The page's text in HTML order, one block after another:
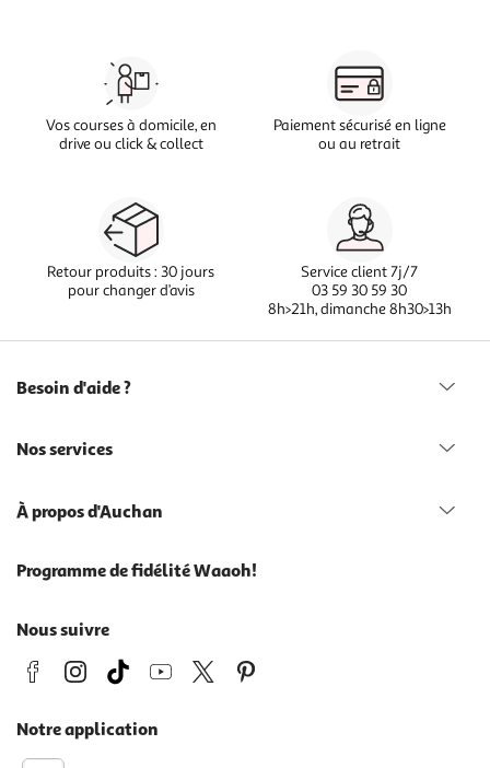
Vos courses à domicile, en
drive ou click & collect
Paiement sécurisé en ligne
ou au retrait
Retour produits : 30 jours
pour changer d’avis
Service client 7j/7
03 59 30 59 30
8h>21h, dimanche 8h30>13h
Besoin d'aide ?
Nos services
À propos d'Auchan
Programme de fidélité Waaoh!
Nous suivre
Notre application